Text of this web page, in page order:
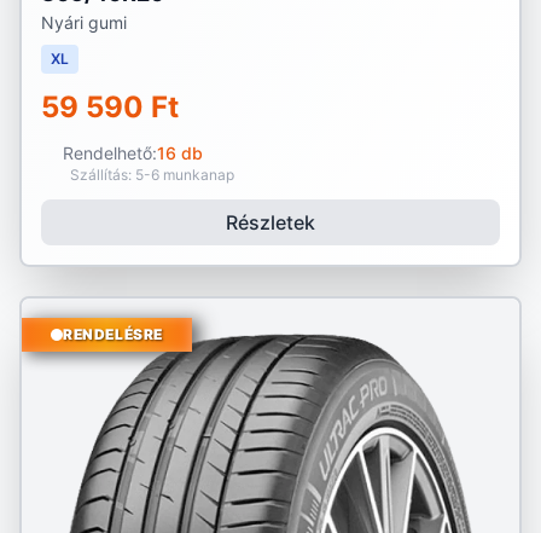
Nyári gumi
XL
59 590 Ft
Rendelhető:16 db
Szállítás: 5-6 munkanap
Részletek
RENDELÉSRE